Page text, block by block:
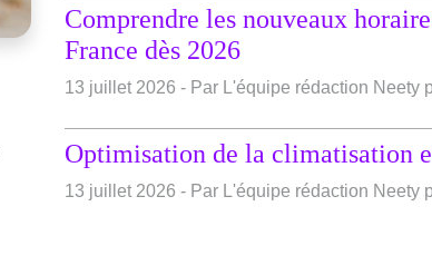
Comprendre les nouveaux
France dès 2026
13 juillet 2026 - Par L'équipe rédaction Neety
Optimisation de la climatisation
13 juillet 2026 - Par L'équipe rédaction Neety